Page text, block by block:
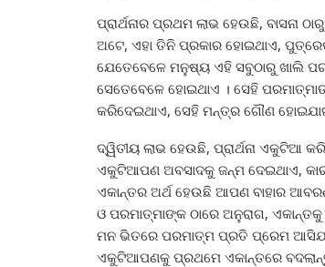
ପ୍ରାର୍ଥନାର ପ୍ରଥମ ଲାଭ ହେଉଛି, ବାସନା
ଅଟେ, ଏହା ତିନି ପ୍ରକାର ହୋଇଥାଏ,
ଯେତେବେଳେ ମନୁଷ୍ୟ ଏହି ସବୁଠାରୁ ଖାଲି
ସେତେବେଳେ ହୋଇଥାଏ । ସେହି
କରିଦେଇଥାଏ, ସେହି ମନ୍ତ୍ର ଗୌଣ
ଦ୍ୱିତୀୟ ଲାଭ ହେଉଛି, ପ୍ରାର୍ଥନା ଏକୁଟିଆ
ଏକୁଟିଆପଣ ଅବସାଦକୁ ଜନ୍ମ ଦେଇଥାଏ,
ଏକାନ୍ତର ଅର୍ଥ ହେଉଛି ଆପଣ ବାହାର
ଓ ପରମାତ୍ମାଙ୍କ ଠାରେ ଅନୁରାଗ,
ମନ ଭିତରେ ପରମାତ୍ମ ପ୍ରତି ପ୍ରେମ
ଏକୁଟିଆପଣକୁ ପ୍ରଥମେ ଏକାନ୍ତରେ ବଦଲାନ୍ତୁ,